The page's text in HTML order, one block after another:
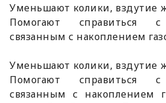
Уменьшают колики, вздутие
Помогают справиться с
связанным с накоплением
Уменьшают колики, вздутие
Помогают справиться с
связанным с накоплением